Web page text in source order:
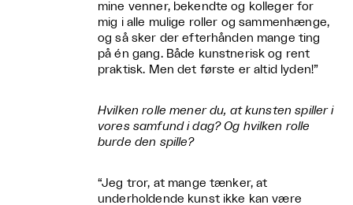
mine venner, bekendte og kolleger for
mig i alle mulige roller og sammenhænge,
og så sker der efterhånden mange ting
på én gang. Både kunstnerisk og rent
praktisk. Men det første er altid lyden!”
Hvilken rolle mener du, at kunsten spiller i
vores samfund i dag? Og hvilken rolle
burde den spille?
“Jeg tror, at mange tænker, at
underholdende kunst ikke kan være